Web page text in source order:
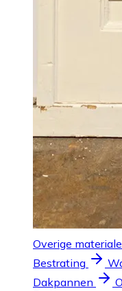
Overige
Bestrating
Dakpannen